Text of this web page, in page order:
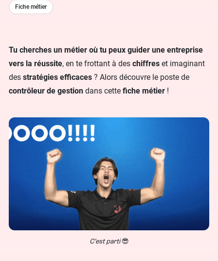
Tu cherches un métier où tu peux guider une entreprise
vers la réussite, en te frottant à des chiffres et imaginant
des stratégies efficaces ? Alors découvre le poste de
contrôleur de gestion dans cette fiche métier !
C’est parti😎
Fiche métier